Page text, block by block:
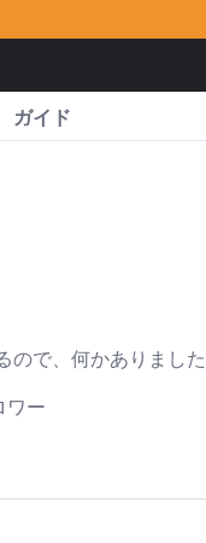
ガイド
ので、何かありま
ワー